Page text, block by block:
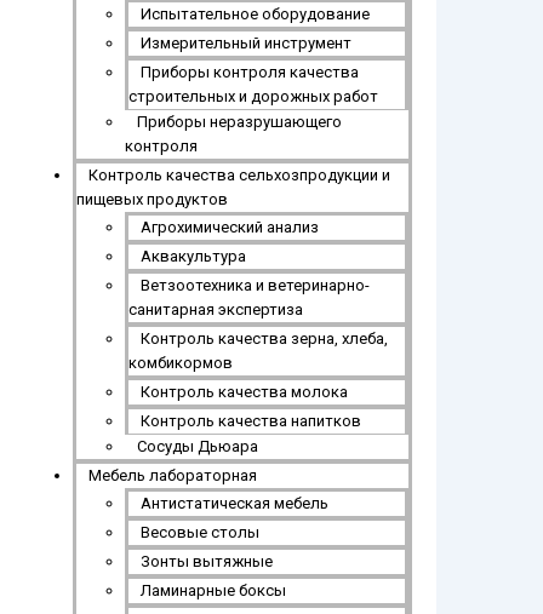
Испытательное оборудование
Измерительный инструмент
Приборы контроля качества
строительных и дорожных работ
Приборы неразрушающего
контроля
Контроль качества сельхозпродукции и
пищевых продуктов
Агрохимический анализ
Аквакультура
Ветзоотехника и ветеринарно-
санитарная экспертиза
Контроль качества зерна, хлеба,
комбикормов
Контроль качества молока
Контроль качества напитков
Сосуды Дьюара
Мебель лабораторная
Антистатическая мебель
Весовые столы
Зонты вытяжные
Ламинарные боксы